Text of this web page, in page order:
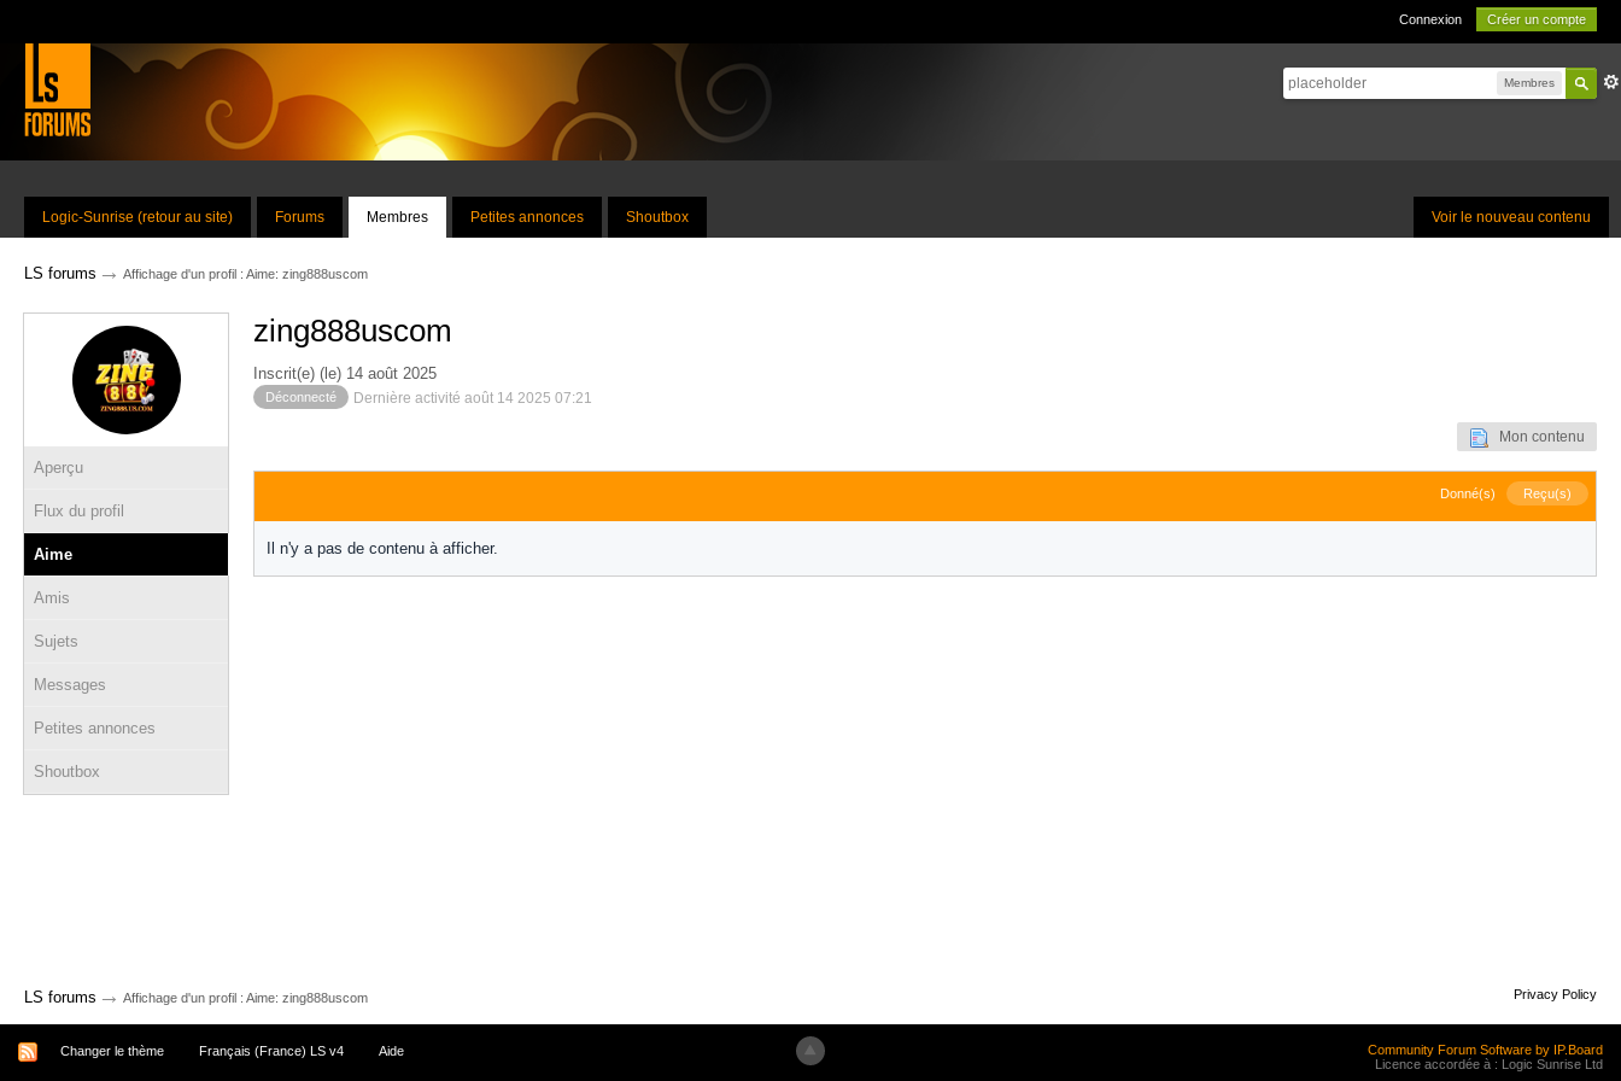
Connexion Créer un compte
Membres
Voir le nouveau contenu
Logic-Sunrise (retour au site) Forums Membres Petites annonces Shoutbox
LS forums → Affichage d'un profil : Aime: zing888uscom
Aperçu
Flux du profil
Aime
Amis
Sujets
Messages
Petites annonces
Shoutbox
zing888uscom
Inscrit(e) (le) 14 août 2025
Déconnecté Dernière activité août 14 2025 07:21
Mon contenu
Donné(s) Reçu(s)
Il n'y a pas de contenu à afficher.
LS forums → Affichage d'un profil : Aime: zing888uscom Privacy Policy
Changer le thème Français (France) LS v4 Aide
Community Forum Software by IP.Board
Licence accordée à : Logic Sunrise Ltd